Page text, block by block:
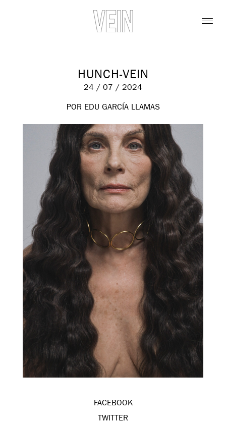
HUNCH-VEIN
24 / 07 / 2024
POR EDU GARCÍA LLAMAS
FACEBOOK
TWITTER